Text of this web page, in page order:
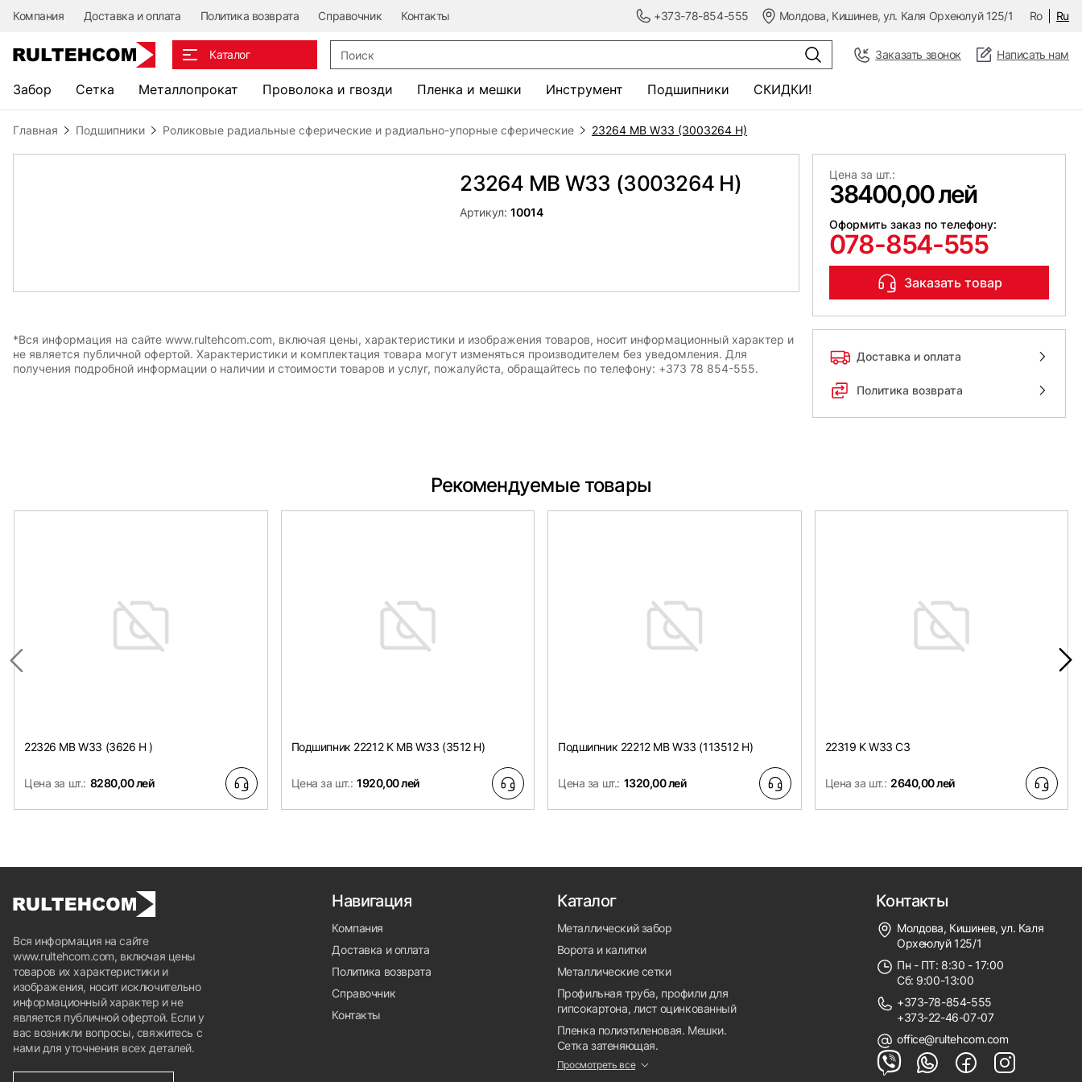
Компания Доставка и оплата Политика возврата Справочник Контакты +373-78-854-555 Молдова, Кишинев, ул. Каля Орхеюлуй 125/1 Ro Ru
Каталог Заказать звонок Написать нам
Забор Сетка Металлопрокат Проволока и гвозди Пленка и мешки Инструмент Подшипники СКИДКИ!
Главная Подшипники Роликовые радиальные сферические и радиально-упорные сферические 23264 MB W33 (3003264 H)
23264 MB W33 (3003264 H)
Артикул:10014
Цена за шт.:
38400,00 лей
Оформить заказ по телефону:
078-854-555
Заказать товар
Доставка и оплата
Политика возврата
*Вся информация на сайте www.rultehcom.com, включая цены, характеристики и изображения товаров, носит информационный характер и
не является публичной офертой. Характеристики и комплектация товара могут изменяться производителем без уведомления. Для
получения подробной информации о наличии и стоимости товаров и услуг, пожалуйста, обращайтесь по телефону: +373 78 854-555.
Рекомендуемые товары
22326 MB W33 (3626 H )
Цена за шт.: 8280,00 лей
Подшипник 22212 K MB W33 (3512 H)
Цена за шт.: 1920,00 лей
Подшипник 22212 MB W33 (113512 H)
Цена за шт.: 1320,00 лей
22319 K W33 C3
Цена за шт.: 2640,00 лей
Вся информация на сайте
www.rultehcom.com, включая цены
товаров их характеристики и
изображения, носит исключительно
информационный характер и не
является публичной офертой. Если у
вас возникли вопросы, свяжитесь с
нами для уточнения всех деталей.
Навигация
Компания
Доставка и оплата
Политика возврата
Справочник
Контакты
Каталог
Металлический забор
Ворота и калитки
Металлические сетки
Профильная труба, профили для
гипсокартона, лист оцинкованный
Пленка полиэтиленовая. Мешки.
Сетка затеняющая.
Просмотреть все
Контакты
Молдова, Кишинев, ул. Каля
Орхеюлуй 125/1
Пн - ПТ: 8:30 - 17:00
Сб: 9:00-13:00
+373-78-854-555
+373-22-46-07-07
office@rultehcom.com